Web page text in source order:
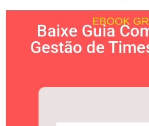
EBOOK
Baixe Guia
Gestão de